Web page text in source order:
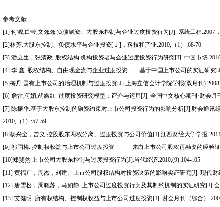
参考文献
[1] 何源,白莹,文翘翘.负债融资、大股东控制与企业过度投资行为[J]. 系统工程.2007
[2]林芳.大股东控制、负债水平与企业投资[Ｊ]．科技和产业.2010,（1）:68-70
[3] 潘立生，张清政. 股权结构 机构投资者与企业过度投资行为研究[J]. 中国市场
[4] 李 鑫. 股权结构、自由现金流与企业过度投资——基于中国上市公司的实证研究
[5]梅丹.国有上市公司的治理机制与过度投资[J].上海立信会计学院学报(双月刊
[6] 詹雷,何娟,胡鑫红. 过度投资研究模型：评介与运用[J]. 全国中文核心期刊·财会月
[7] 陈振华.基于大股东控制的融资约束对上市公司投资行为的影响分析[J].财会通讯
2010,（1）:57-59
[8]杨兴全，曾义.控股股东两权分离、过度投资与公司价值[J].江西财经大学学报
[9] 邬国梅. 控制权收益与上市公司过度投资———来自上市公司股权再融资的经验证
[10]郑斐然.上市公司大股东控制与过度投资行为[J].当代经济.2010,(9):104-105
[11] 黄福广，周杰，刘建。上市公司股权结构对投资决策的影响实证研究[J]. 现代财
[12] 唐雪松，周晓苏，马如静. 上市公司过度投资行为及其制约机制的实证研究[J].会
[13] 艾健明. 所有权结构、控制权收益与上市公司过度投资[J]. 财会月刊（综合）